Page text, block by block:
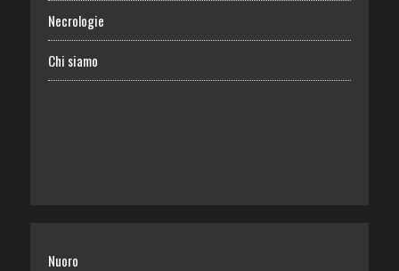
Necrologie
Chi siamo
Nuoro